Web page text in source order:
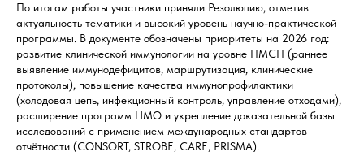
По итогам работы участники приняли Резолюцию, отметив
актуальность тематики и высокий уровень научно-практической
программы. В документе обозначены приоритеты на 2026 год:
развитие клинической иммунологии на уровне ПМСП (раннее
выявление иммунодефицитов, маршрутизация, клинические
протоколы), повышение качества иммунопрофилактики
(холодовая цепь, инфекционный контроль, управление отходами),
расширение программ НМО и укрепление доказательной базы
исследований с применением международных стандартов
отчётности (CONSORT, STROBE, CARE, PRISMA).